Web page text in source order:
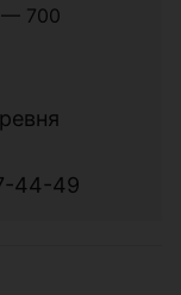
— 700
44-49